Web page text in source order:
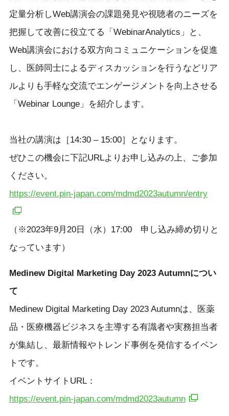
定量分析しWeb講演会の課題発見や視聴者のニーズを
把握して改善に役立てる「WebinarAnalytics」と、
Web講演会における双方向コミュニケーションを促進
し、医師同士によるディスカッションを行うなどリア
ルよりも手軽な交流でエンゲージメントを向上させる
「Webinar Lounge」を紹介します。
当社の講演は［14:30 – 15:00］となります。
ぜひこの機会に下記URLよりお申し込みの上、ご参加
ください。
https://event.pin-japan.com/mdmd2023autumn/entry
（※2023年9月20日（水）17:00 申し込み締め切りと
なっています）
Medinew Digital Marketing Day 2023 Autumnについ
て
Medinew Digital Marketing Day 2023 Autumnは、医薬
品・医療機器ビジネスを主導する有識者や実務担当者
が集結し、最新情報やトレンド事例を発信するイベン
ト​です。
イベントサイトURL：
https://event.pin-japan.com/mdmd2023autumn